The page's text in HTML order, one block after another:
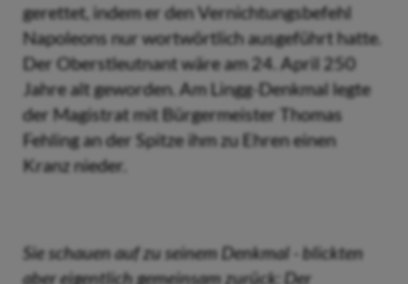
gerettet, indem er den Vernichtungsbefehl
Napoleons nur wortwörtlich ausgeführt hatte.
Der Oberstleutnant wäre am 24. April 250
Jahre alt geworden. Am Lingg-Denkmal legte
der Magistrat mit Bürgermeister Thomas
Fehling an der Spitze ihm zu Ehren einen
Kranz nieder.
Sie schauen auf zu seinem Denkmal - blickten
aber eigentlich gemeinsam zurück: Der